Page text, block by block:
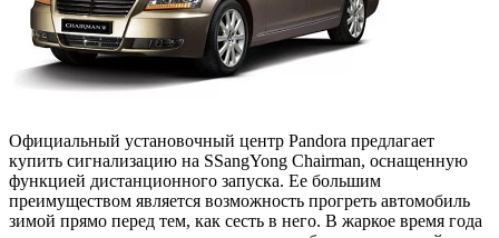
Официальный установочный центр Pandora предлагает
купить сигнализацию на SSangYong Chairman, оснащенную
функцией дистанционного запуска. Ее большим
преимуществом является возможность прогреть автомобиль
зимой прямо перед тем, как сесть в него. В жаркое время года